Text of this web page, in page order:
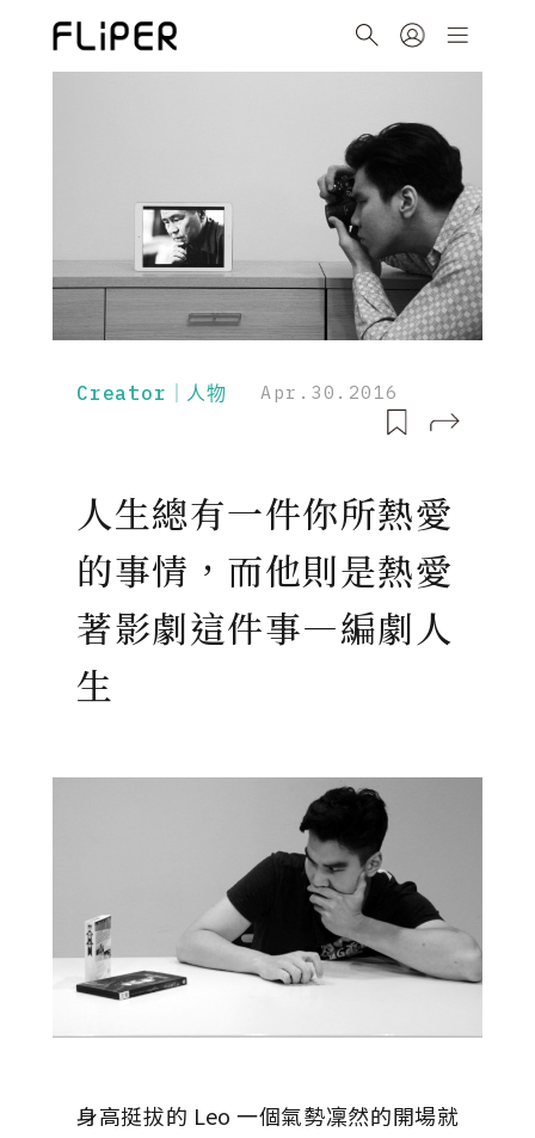
Creator｜人物 Apr.30.2016
人生總有一件你所熱愛
的事情，而他則是熱愛
著影劇這件事—編劇人
生
身高挺拔的 Leo 一個氣勢凜然的開場就